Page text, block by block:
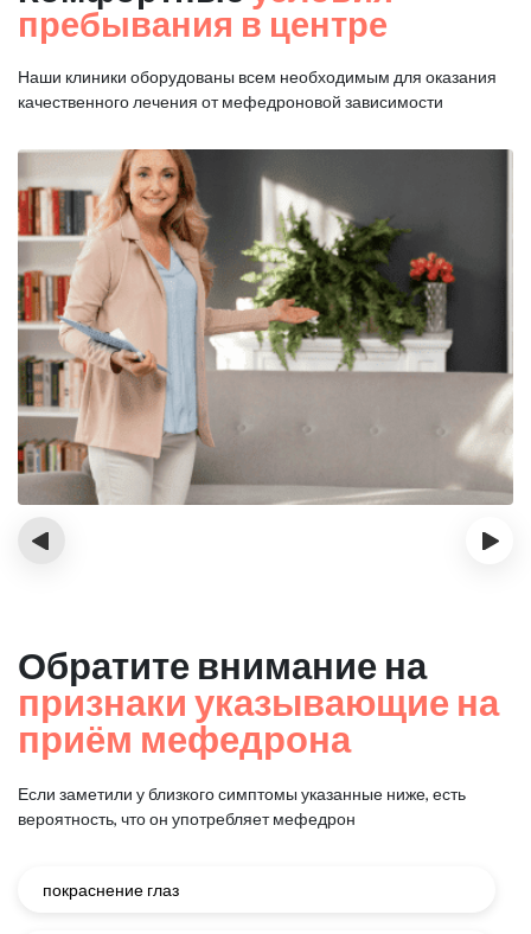
пребывания в центре
Наши клиники оборудованы всем необходимым для оказания
качественного лечения от мефедроновой зависимости
‹ ›
Обратите внимание на
признаки указывающие на
приём мефедрона
Если заметили у близкого симптомы указанные ниже, есть
вероятность, что он употребляет мефедрон
покраснение глаз